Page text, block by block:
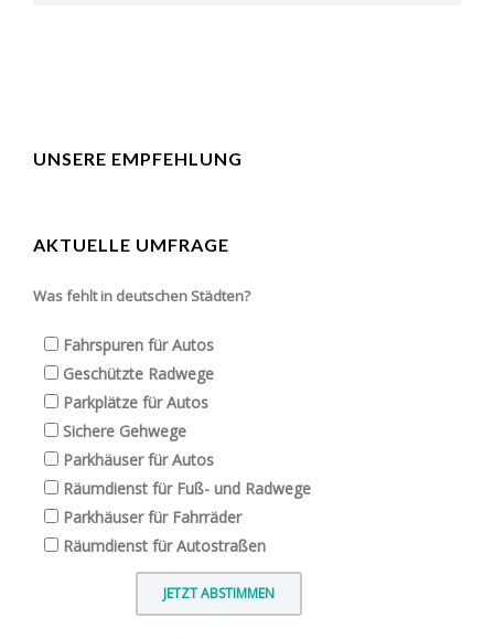
UNSERE EMPFEHLUNG
AKTUELLE UMFRAGE
Was fehlt in deutschen Städten?
Fahrspuren für Autos
Geschützte Radwege
Parkplätze für Autos
Sichere Gehwege
Parkhäuser für Autos
Räumdienst für Fuß- und Radwege
Parkhäuser für Fahrräder
Räumdienst für Autostraßen